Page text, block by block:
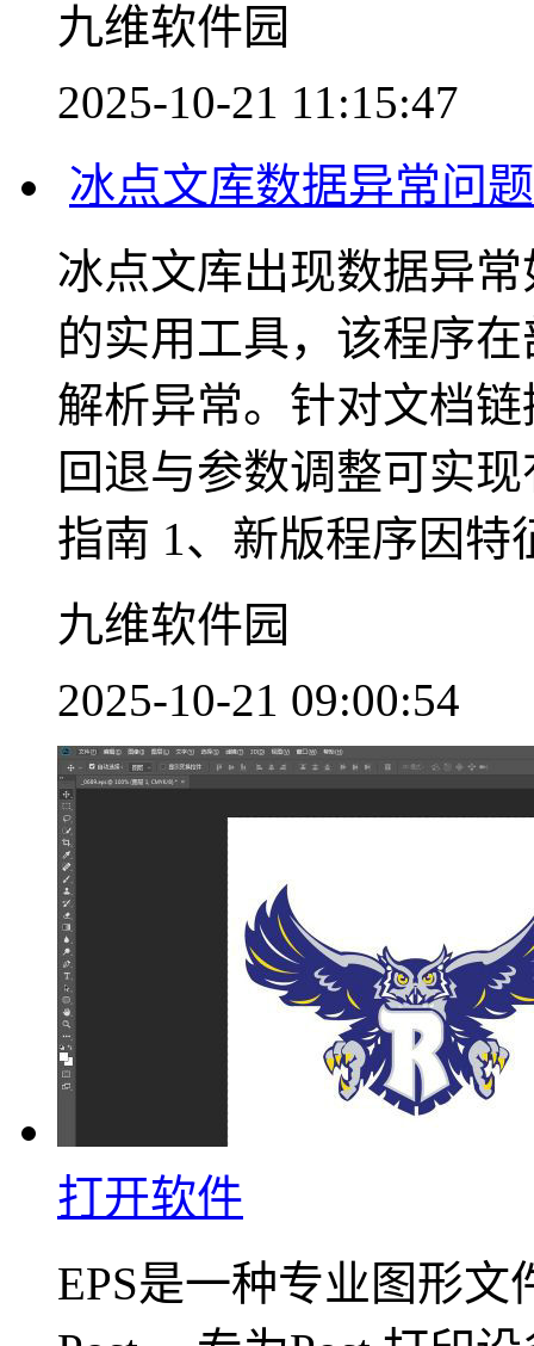
九维软件园
2025-10-21 11:15:47
冰点文库数据异常问
冰点文库出现数据异
的实用工具，该程序
解析异常。针对文档
回退与参数调整可实
指南 1、新版程序因特
九维软件园
2025-10-21 09:00:54
打开软件
EPS是一种专业图形文